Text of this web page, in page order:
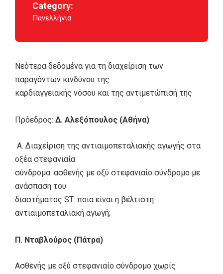
Category:
Πανελλήνια
Νεότερα δεδομένα για τη διαχείριση των
παραγόντων κινδύνου της
καρδιαγγειακής νόσου και της αντιμετώπισή της
Πρόεδρος: Δ. Αλεξόπουλος (Αθήνα)
Α. Διαχείριση της αντιαιμοπεταλιακής αγωγής στα
οξέα στεφανιαία
σύνδρομα: ασθενής με οξύ στεφανιαίο σύνδρομο με
ανάσπαση του
διαστήματος ST: ποια είναι η βέλτιστη
αντιαιμοπεταλιακή αγωγή;
Π. Νταβλούρος (Πάτρα)
Ασθενής με οξύ στεφανιαίο σύνδρομο χωρίς